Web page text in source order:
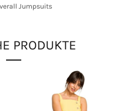
Jumpsuits
PRODUKTE